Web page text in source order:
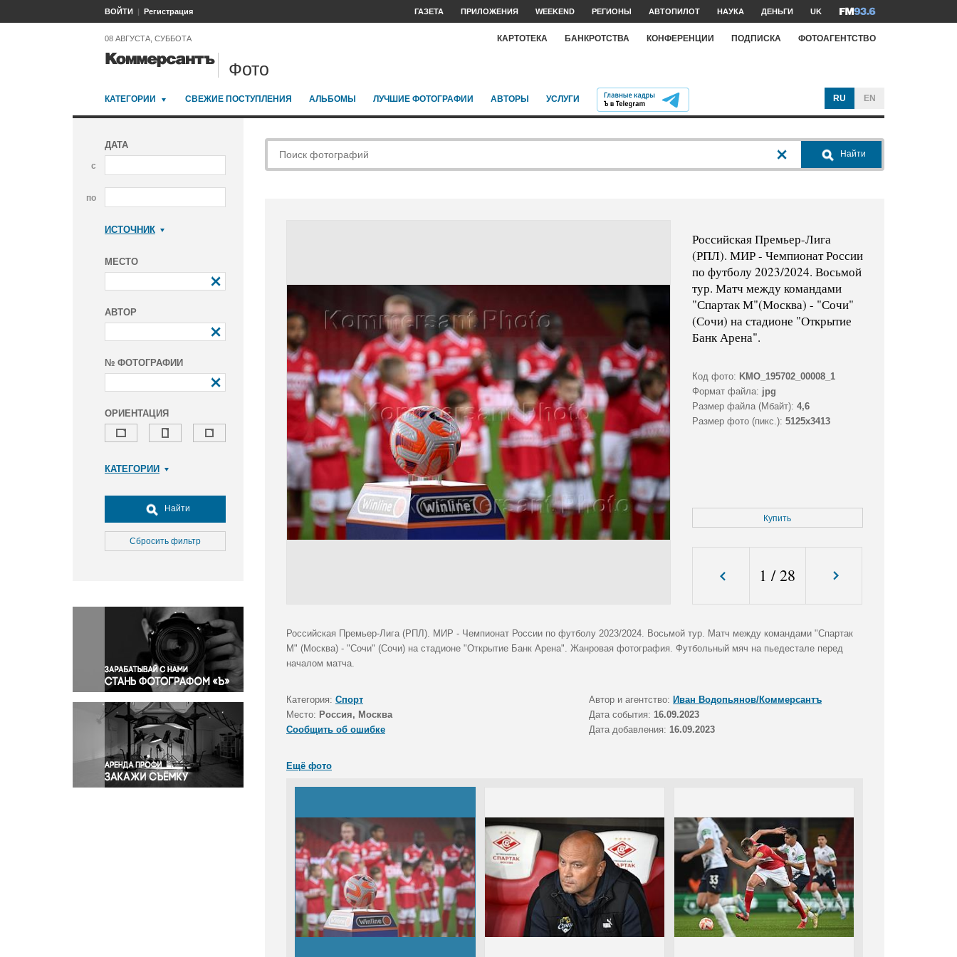
ВОЙТИ Регистрация ГАЗЕТА ПРИЛОЖЕНИЯ WEEKEND РЕГИОНЫ АВТОПИЛОТ НАУКА ДЕНЬГИ UK
08 АВГУСТА, СУББОТА КАРТОТЕКА БАНКРОТСТВА КОНФЕРЕНЦИИ ПОДПИСКА ФОТОАГЕНТСТВО
Фото
КАТЕГОРИИ СВЕЖИЕ ПОСТУПЛЕНИЯ АЛЬБОМЫ ЛУЧШИЕ ФОТОГРАФИИ АВТОРЫ УСЛУГИ RU EN
ДАТА
с
по
ИСТОЧНИК
МЕСТО
АВТОР
№ ФОТОГРАФИИ
ОРИЕНТАЦИЯ
КАТЕГОРИИ
Досуг, туризм и отдых
Культура
Медицина
Окружающая среда
Политика
Правосудие
Происшествия и конфликты
Религия
Светская жизнь
Спорт
Экология
Экономика и бизнес
Найти
Сбросить фильтр
Найти
Российская Премьер-Лига
(РПЛ). МИР - Чемпионат России
по футболу 2023/2024. Восьмой
тур. Матч между командами
"Спартак М"(Москва) - "Сочи"
(Сочи) на стадионе "Открытие
Банк Арена".
Код фото: KMO_195702_00008_1
Формат файла: jpg
Размер файла (Мбайт): 4,6
Размер фото (пикс.): 5125x3413
Купить
1 /28
Российская Премьер-Лига (РПЛ). МИР - Чемпионат России по футболу 2023/2024. Восьмой тур. Матч между командами "Спартак
М" (Москва) - "Сочи" (Сочи) на стадионе "Открытие Банк Арена". Жанровая фотография. Футбольный мяч на пьедестале перед
началом матча.
Категория: Спорт Автор и агентство: Иван Водопьянов/Коммерсантъ
Место: Россия, Москва Дата события: 16.09.2023
Сообщить об ошибке
Дата добавления: 16.09.2023
Ещё фото